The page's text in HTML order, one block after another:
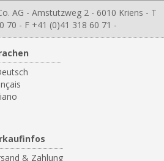
AG - Amstutzweg 2 - 6010 Kriens - T
70 - F +41 (0)41 318 60 71 -
& Zahlung